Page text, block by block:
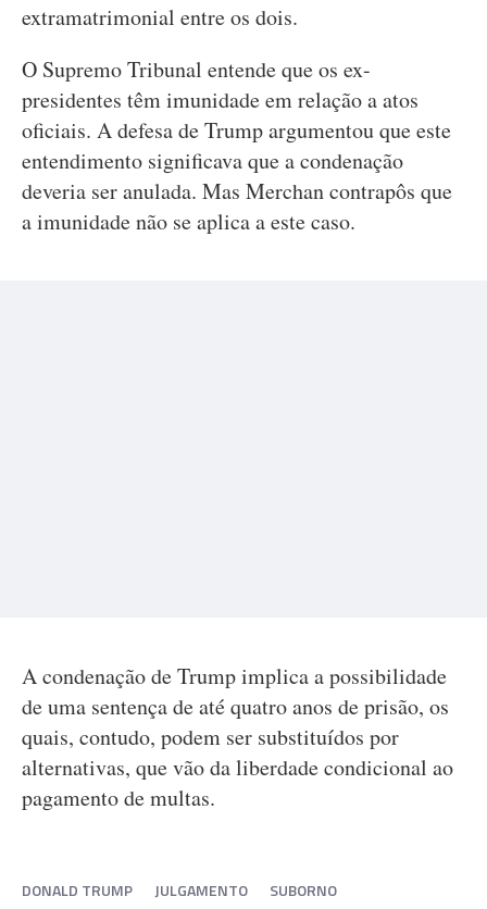
extramatrimonial entre os dois.
O Supremo Tribunal entende que os ex-
presidentes têm imunidade em relação a atos
oficiais. A defesa de Trump argumentou que este
entendimento significava que a condenação
deveria ser anulada. Mas Merchan contrapôs que
a imunidade não se aplica a este caso.
A condenação de Trump implica a possibilidade
de uma sentença de até quatro anos de prisão, os
quais, contudo, podem ser substituídos por
alternativas, que vão da liberdade condicional ao
pagamento de multas.
DONALD TRUMP JULGAMENTO SUBORNO